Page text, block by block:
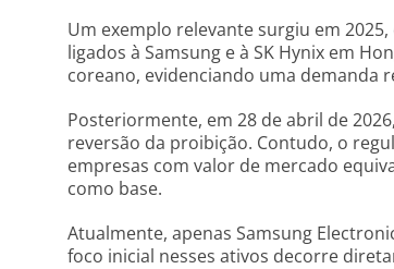
Um exemplo relevante surgiu em 2025,
ligados à Samsung e à SK Hynix em
coreano, evidenciando uma demanda
Posteriormente, em 28 de abril de
reversão da proibição. Contudo, o
empresas com valor de mercado
como base.
Atualmente, apenas Samsung
foco inicial nesses ativos decorre